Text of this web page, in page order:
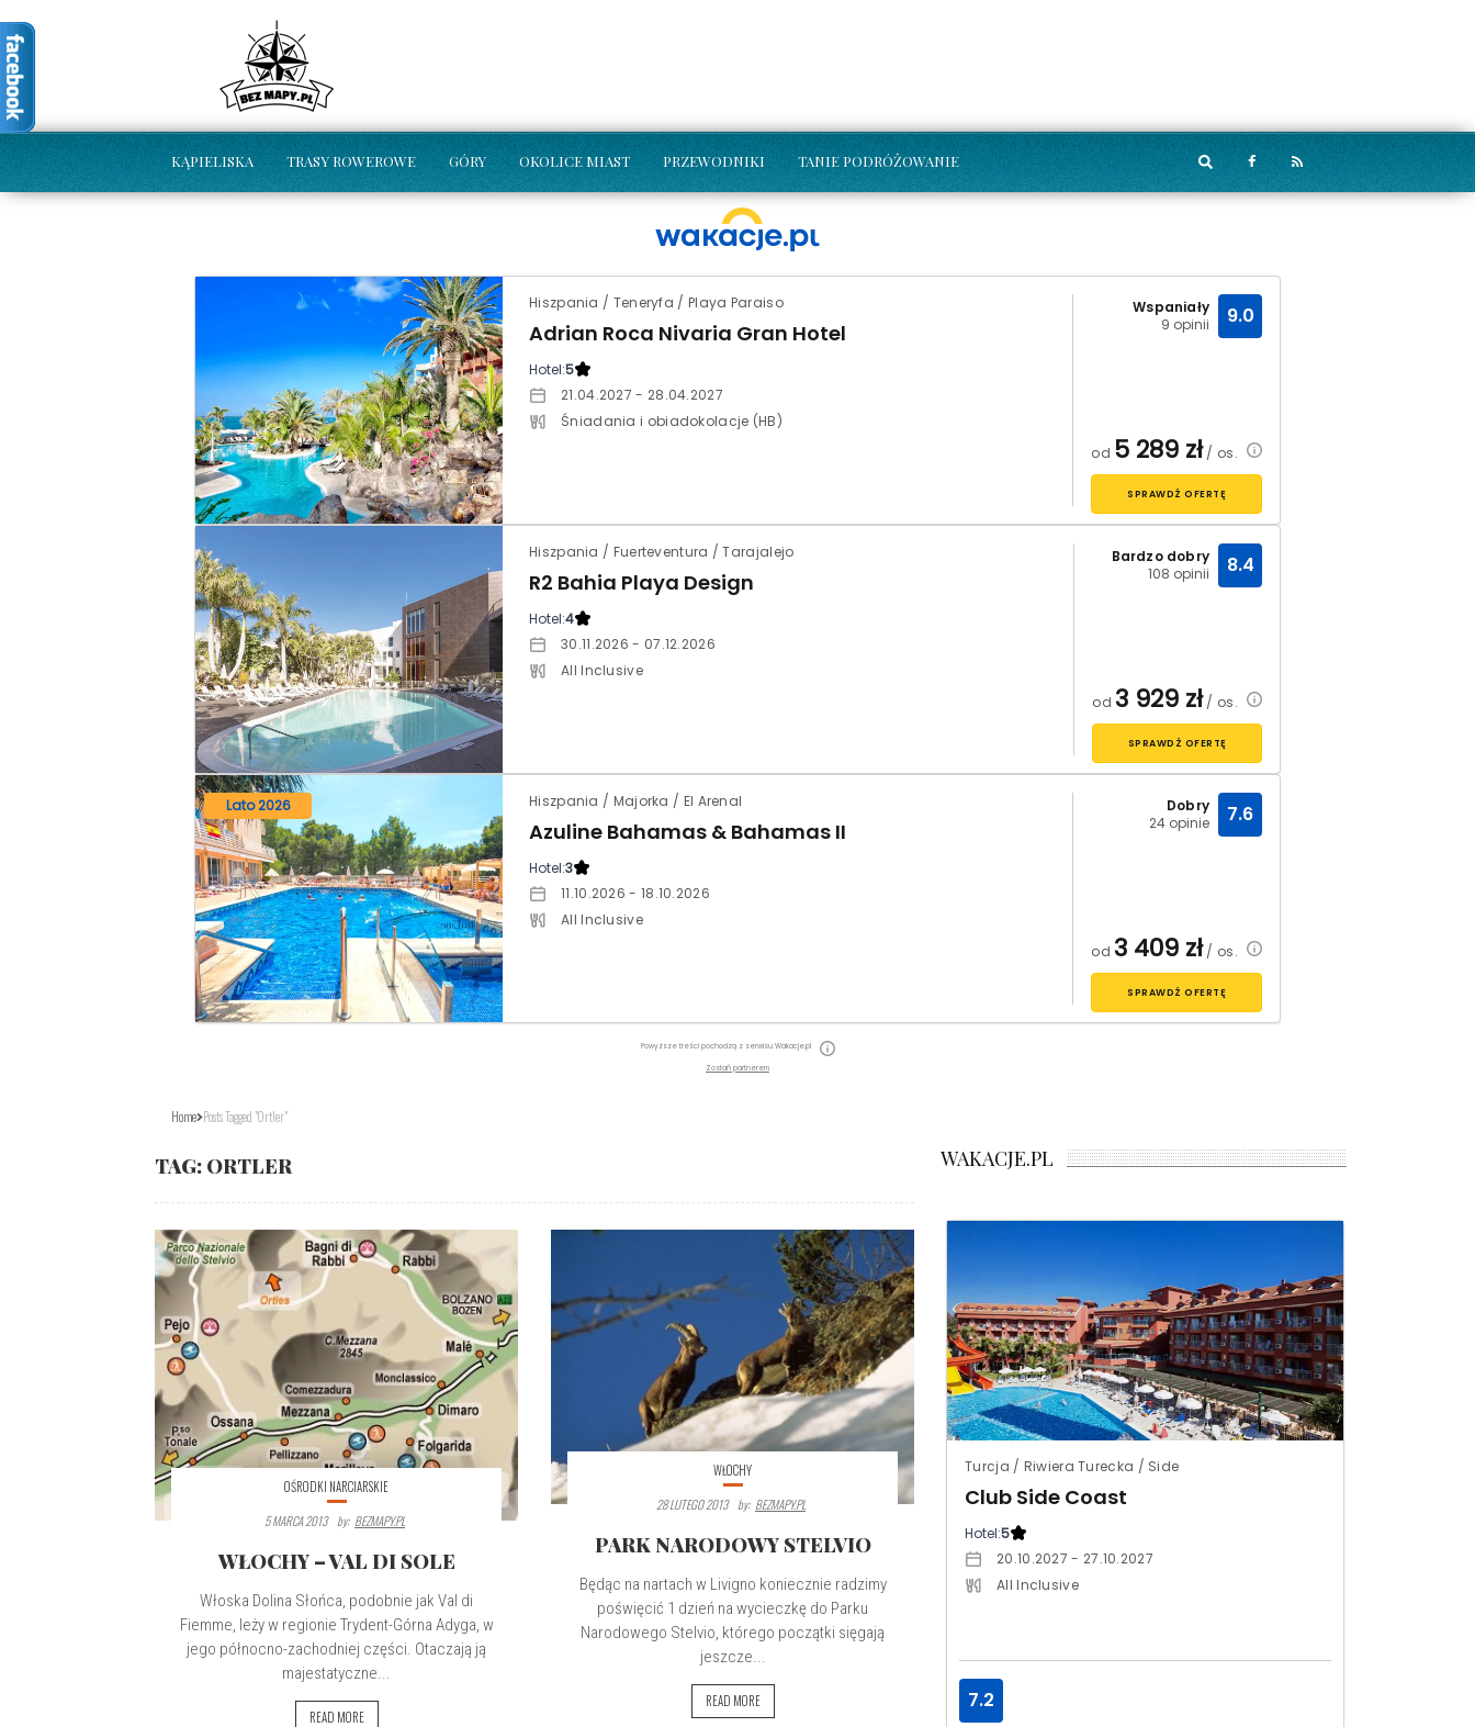
KĄPIELISKA TRASY ROWEROWE GÓRY OKOLICE MIAST PRZEWODNIKI TANIE PODRÓŻOWANIE
Hiszpania / Teneryfa / Playa Paraiso
Adrian Roca Nivaria Gran Hotel
Hotel:5
21.04.2027 - 28.04.2027
Śniadania i obiadokolacje (HB)
Wspaniały
9 opinii
9.0
od 5 289 zł/ os.
SPRAWDŹ OFERTĘ
Hiszpania / Fuerteventura / Tarajalejo
R2 Bahia Playa Design
Hotel:4
30.11.2026 - 07.12.2026
All Inclusive
Bardzo dobry
108 opinii
8.4
od 3 929 zł/ os.
SPRAWDŹ OFERTĘ
Lato 2026 Hiszpania / Majorka / El Arenal
Azuline Bahamas & Bahamas II
Hotel:3
11.10.2026 - 18.10.2026
All Inclusive
Dobry
24 opinie
7.6
od 3 409 zł/ os.
SPRAWDŹ OFERTĘ
Powyższe treści pochodzą z serwisu Wakacje.pl
Zostań partnerem
Home Posts Tagged "Ortler"
TAG: ORTLER
OŚRODKI NARCIARSKIE
5 MARCA 2013
By: BEZMAPY.PL
WŁOCHY – VAL DI SOLE
Włoska Dolina Słońca, podobnie jak Val di
Fiemme, leży w regionie Trydent-Górna Adyga, w
jego północno-zachodniej części. Otaczają ją
majestatyczne...
READ MORE
WŁOCHY
28 LUTEGO 2013 By: BEZMAPY.PL
PARK NARODOWY STELVIO
Będąc na nartach w Livigno koniecznie radzimy
poświęcić 1 dzień na wycieczkę do Parku
Narodowego Stelvio, którego początki sięgają
jeszcze...
READ MORE
WAKACJE.PL
Turcja / Riwiera Turecka / Side
Club Side Coast
Hotel:5
20.10.2027 - 27.10.2027
All Inclusive
7.2